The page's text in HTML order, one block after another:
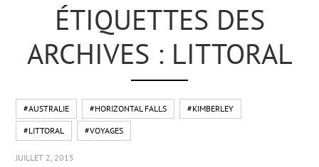
ÉTIQUETTES DES
ARCHIVES : LITTORAL
#AUSTRALIE #HORIZONTAL FALLS #KIMBERLEY
#LITTORAL #VOYAGES
JUILLET 2, 2015